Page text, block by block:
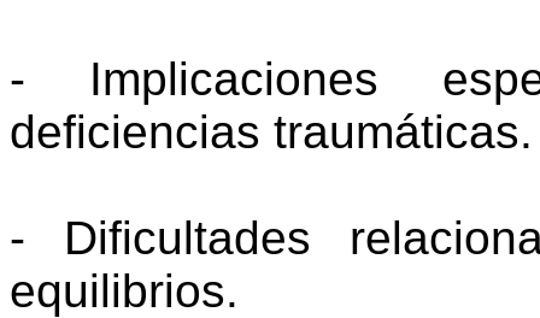
- Implicaciones
deficiencias traumáticas.
- Dificultades
equilibrios.